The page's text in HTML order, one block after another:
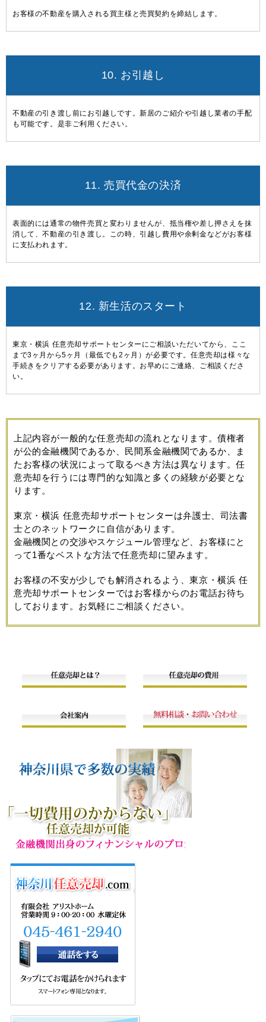
お客様の不動産を購入される買主様と売買契約を締結します。
10. お引越し
不動産の引き渡し前にお引越しです。新居のご紹介や引越し業者の手配
も可能です。是非ご利用ください。
11. 売買代金の決済
表面的には通常の物件売買と変わりませんが、抵当権や差し押さえを抹
消して、不動産の引き渡し。この時、引越し費用や余剰金などがお客様
に支払われます。
12. 新生活のスタート
東京・横浜 任意売却サポートセンターにご相談いただいてから、ここ
まで3ヶ月から5ヶ月（最低でも2ヶ月）が必要です。任意売却は様々な
手続きをクリアする必要があります。お早めにご連絡、ご相談くださ
い。
上記内容が一般的な任意売却の流れとなります。債権者
が公的金融機関であるか、民間系金融機関であるか、ま
たお客様の状況によって取るべき方法は異なります。任
意売却を行うには専門的な知識と多くの経験が必要とな
ります。
東京・横浜 任意売却サポートセンターは弁護士、司法書
士とのネットワークに自信があります。
金融機関との交渉やスケジュール管理など、お客様にと
って1番なベストな方法で任意売却に望みます。
お客様の不安が少しでも解消されるよう、東京・横浜 任
意売却サポートセンターではお客様からのお電話お待ち
しております。お気軽にご相談ください。